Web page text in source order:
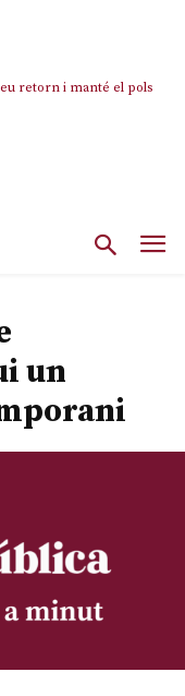
retorn i manté el pols
un